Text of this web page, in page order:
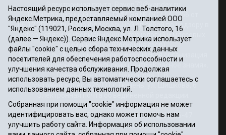
Rayon72@yandex.ru
Регистрационный номер СМИ Эл № ФС77-67956 от
06.12.2016г., выдано Федеральной службой по надзору в
сфере связи, информационных технологий и массовых
коммуникаций (Роскомнадзор)
Учредитель: Автономная некоммерческая организация
«Информационно-издательский центр «Красное знамя».
Главный редактор Некрасова Т. В.
Почтовый адрес: 625031 г.Тюмень. ул. Шишкова, 6
Электронная почта объединенной редакции:
krasnoeznam@rambler.ru
Телефоны 8 (3452) 34-80-60, 69-56-73, 69-56-47
Политика оператора
Настоящий ресурс использует сервис веб-аналитики
Яндекс.Метрика, предоставляемый компанией ООО
"Яндекс" (119021, Россия, Москва, ул. Л. Толстого, 16
(далее — Яндекс)). Сервис Яндекс.Метрика использует
файлы "cookie" с целью сбора технических данных
посетителей для обеспечения работоспособности и
улучшения качества обслуживания. Продолжая
использовать ресурс, Вы автоматически соглашаетесь с
использованием данных технологий.
Собранная при помощи "cookie" информация не может
идентифицировать вас, однако может помочь нам
улучшить работу сайта. Информация об использовании